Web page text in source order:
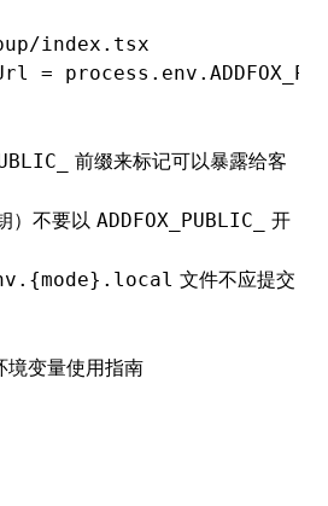
index.tsx
= process . env .
前缀来标记可以暴露给客
）不要以 ADDFOX_PUBLIC_
开
文件不应提交
境变量使用指南